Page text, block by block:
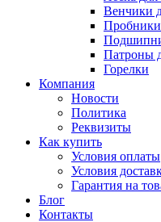
Венчики
Пробники
Патроны
Горелки
Компания
Новости
Политика
Реквизиты
Как купить
Условия оплаты
Условия
Гарантия на
Блог
Контакты